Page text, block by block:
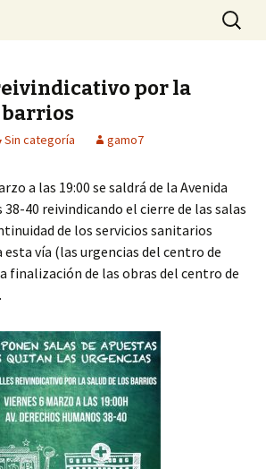
Gamonal Buscar:
por la
barrios
Sin categoría gamo7
a las 19:00 se saldrá de la Avenida
40 reivindicando el cierre de las salas
de los servicios sanitarios
esta vía (las urgencias del centro de
finalización de las obras del centro de